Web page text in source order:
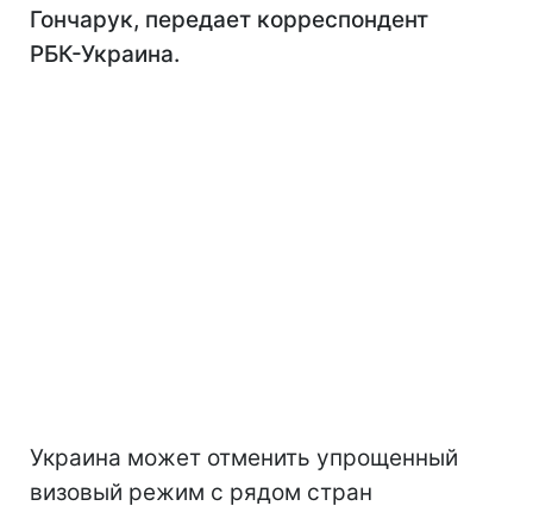
Гончарук, передает корреспондент
РБК-Украина.
Украина может отменить упрощенный
визовый режим с рядом стран